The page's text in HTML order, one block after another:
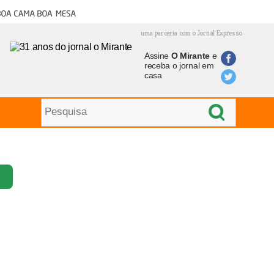
cama boa mesa
uma parceria com o Jornal Expresso
Assine O Mirantee
receba o jornal em
casa